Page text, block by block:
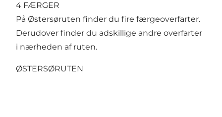
4 FÆRGER
På Østersøruten finder du fire færgeoverfarter.
Derudover finder du adskillige andre overfarter
i nærheden af ruten.
ØSTERSØRUTEN